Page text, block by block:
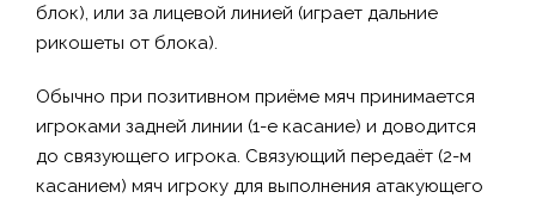
блок), или за лицевой линией (играет дальние
рикошеты от блока).
Обычно при позитивном приёме мяч принимается
игроками задней линии (1-е касание) и доводится
до связующего игрока. Связующий передаёт (2-м
касанием) мяч игроку для выполнения атакующего